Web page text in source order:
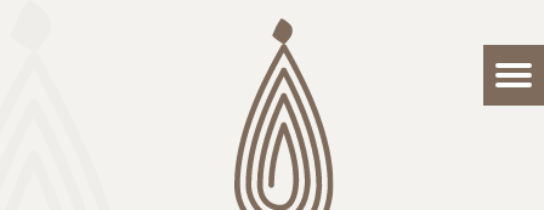
حساب کاربری من
تغییر گذر واژه